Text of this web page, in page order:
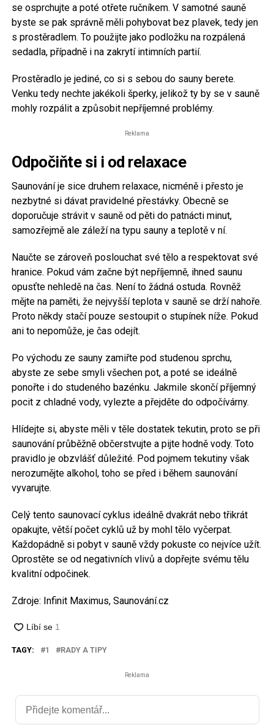
se osprchujte a poté otřete ručníkem. V samotné sauně
byste se pak správně měli pohybovat bez plavek, tedy jen
s prostěradlem. To použijte jako podložku na rozpálená
sedadla, případně i na zakrytí intimních partií.
Prostěradlo je jediné, co si s sebou do sauny berete.
Venku tedy nechte jakékoli šperky, jelikož ty by se v sauně
mohly rozpálit a způsobit nepříjemné problémy.
Reklama
Odpočiňte si i od relaxace
Saunování je sice druhem relaxace, nicméně i přesto je
nezbytné si dávat pravidelné přestávky. Obecně se
doporučuje strávit v sauně od pěti do patnácti minut,
samozřejmě ale záleží na typu sauny a teplotě v ní.
Naučte se zároveň poslouchat své tělo a respektovat své
hranice. Pokud vám začne být nepříjemně, ihned saunu
opusťte nehledě na čas. Není to žádná ostuda. Rovněž
mějte na paměti, že nejvyšší teplota v sauně se drží nahoře.
Proto někdy stačí pouze sestoupit o stupínek níže. Pokud
ani to nepomůže, je čas odejít.
Po východu ze sauny zamiřte pod studenou sprchu,
abyste ze sebe smyli všechen pot, a poté se ideálně
ponořte i do studeného bazénku. Jakmile skončí příjemný
pocit z chladné vody, vylezte a přejděte do odpočívárny.
Hlídejte si, abyste měli v těle dostatek tekutin, proto se při
saunování průběžně občerstvujte a pijte hodně vody. Toto
pravidlo je obzvlášť důležité. Pod pojmem tekutiny však
nerozumějte alkohol, toho se před i během saunování
vyvarujte.
Celý tento saunovací cyklus ideálně dvakrát nebo třikrát
opakujte, větší počet cyklů už by mohl tělo vyčerpat.
Každopádně si pobyt v sauně vždy pokuste co nejvíce užít.
Oprostěte se od negativních vlivů a dopřejte svému tělu
kvalitní odpočinek.
Zdroje: Infinit Maximus, Saunování.cz
TAGY: 1 RADY A TIPY
Reklama